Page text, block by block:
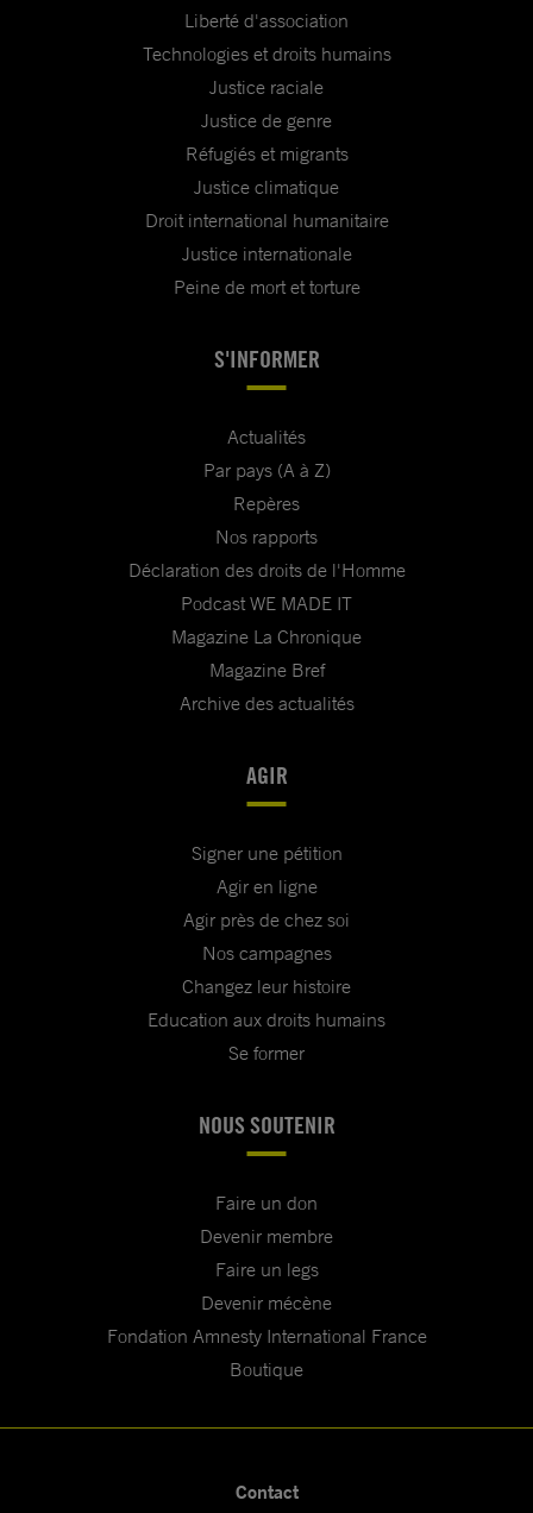
Liberté d'association
Technologies et droits humains
Justice raciale
Justice de genre
Réfugiés et migrants
Justice climatique
Droit international humanitaire
Justice internationale
Peine de mort et torture
S'INFORMER
Actualités
Par pays (A à Z)
Repères
Nos rapports
Déclaration des droits de l'Homme
Podcast WE MADE IT
Magazine La Chronique
Magazine Bref
Archive des actualités
AGIR
Signer une pétition
Agir en ligne
Agir près de chez soi
Nos campagnes
Changez leur histoire
Education aux droits humains
Se former
NOUS SOUTENIR
Faire un don
Devenir membre
Faire un legs
Devenir mécène
Fondation Amnesty International France
Boutique
Contact